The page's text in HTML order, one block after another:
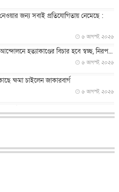
জন্য সবাই প্রতিযোগিতায় নেমেছে :
৬ আগস্ট, ২০২৬
হত্যাকাণ্ডের বিচার হবে স্বচ্ছ, নিরপ...
৬ আগস্ট, ২০২৬
ক্ষমা চাইলেন জাকারবার্গ
৬ আগস্ট, ২০২৬
ও যাত্রীবাহী বিমান মুখোমুখি, তদন্...
৬ আগস্ট, ২০২৬